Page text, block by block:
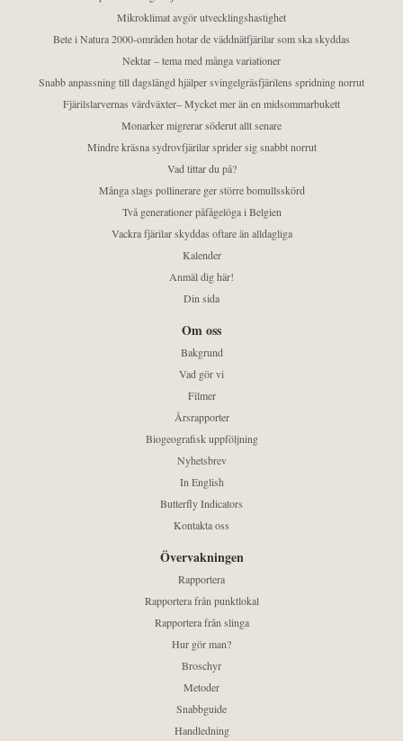
Mikroklimat avgör utvecklingshastighet
Bete i Natura 2000-områden hotar de väddnätfjärilar som ska skyddas
Nektar – tema med många variationer
Snabb anpassning till dagslängd hjälper svingelgräsfjärilens spridning norrut
Fjärilslarvernas värdväxter– Mycket mer än en midsommarbukett
Monarker migrerar söderut allt senare
Mindre kräsna sydrovfjärilar sprider sig snabbt norrut
Vad tittar du på?
Många slags pollinerare ger större bomullsskörd
Två generationer påfågelöga i Belgien
Vackra fjärilar skyddas oftare än alldagliga
Kalender
Anmäl dig här!
Din sida
Om oss
Bakgrund
Vad gör vi
Filmer
Årsrapporter
Biogeografisk uppföljning
Nyhetsbrev
In English
Butterfly Indicators
Kontakta oss
Övervakningen
Rapportera
Rapportera från punktlokal
Rapportera från slinga
Hur gör man?
Broschyr
Metoder
Snabbguide
Handledning